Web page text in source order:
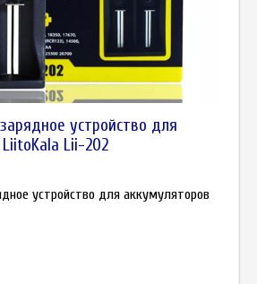
устройство для
Lii-202
устройство для аккумуляторов